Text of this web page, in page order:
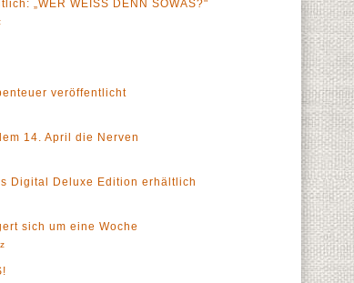
„WER WEISS DENN SOWAS?"
veröffentlicht
14. April die Nerven
Digital Deluxe Edition erhältlich
sich um eine Woche